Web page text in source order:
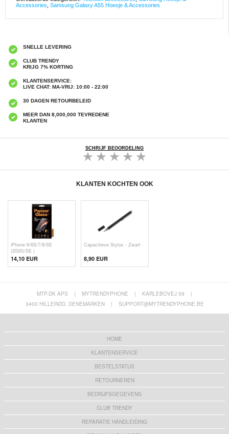
Accessories Samsung Galaxy A55 Hoesje & Accessories
SNELLE LEVERING
CLUB TRENDY
KRIJG 7% KORTING
KLANTENSERVICE:
LIVE CHAT: MA-VRIJ: 10:00 - 22:00
30 DAGEN RETOURBELEID
MEER DAN 8,000,000 TEVREDENE
KLANTEN
SCHRIJF BEOORDELING
KLANTEN KOCHTEN OOK
iPhone 6/6S/7/8/SE
(2020)/SE (
14,10 EUR
Capacitieve Stylus - Zwart
8,90 EUR
MTP.DK APS | MYTRENDYPHONE | KARLEBOVEJ 59
|
3400 HILLERØD, DENEMARKEN
| SUPPORT@MYTRENDYPHONE.BE
HOME
KLANTENSERVICE
BESTELSTATUS
RETOURNEREN
BEDRIJFSGEGEVENS
CLUB TRENDY
REPARATIE HANDLEIDING